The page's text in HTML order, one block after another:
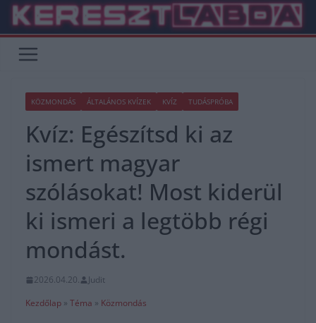
Skip
content
KÖZMONDÁS ÁLTALÁNOS KVÍZEK KVÍZ TUDÁSPRÓBA
Kvíz: Egészítsd ki az
ismert magyar
szólásokat! Most kiderül
ki ismeri a legtöbb régi
mondást.
2026.04.20.
Judit
Kezdőlap » Téma » Közmondás